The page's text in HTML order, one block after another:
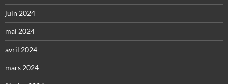
juin 2024
mai 2024
avril 2024
mars 2024